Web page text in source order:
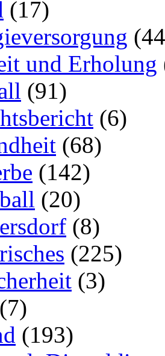
(17)
und Erholung
(91)
(6)
(68)
(142)
(20)
(8)
(225)
(3)
(7)
(193)